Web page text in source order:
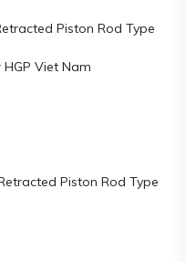
Piston Rod Type
Viet Nam
Piston Rod Type